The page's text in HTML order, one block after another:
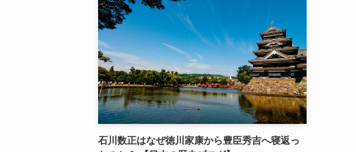
石川数正はなぜ徳川家康から豊臣秀吉へ寝返っ